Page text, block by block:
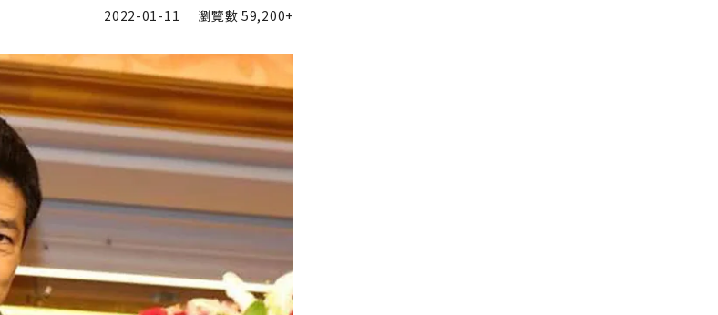
2022-01-11 瀏覽數59,200+